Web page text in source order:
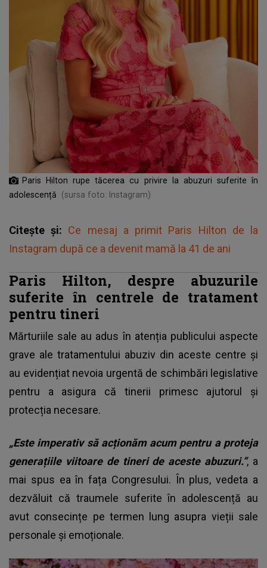
Paris Hilton rupe tăcerea cu privire la abuzuri suferite în
adolescență
(sursa foto: Instagram)
Citește și: Ce mesaj a primit Paris Hilton de la
Instagram după ce a devenit mamă la 41 de ani
Paris Hilton, despre abuzurile
suferite în centrele de tratament
pentru tineri
Mărturiile sale au adus în atenția publicului aspecte
grave ale tratamentului abuziv din aceste centre și
au evidențiat nevoia urgentă de schimbări legislative
pentru a asigura că tinerii primesc ajutorul și
protecția necesare.
„Este imperativ să acționăm acum pentru a proteja
generațiile viitoare de tineri de aceste abuzuri.”, a
mai spus ea în fața Congresului. În plus, vedeta a
dezvăluit că traumele suferite în adolescență au
avut consecințe pe termen lung asupra vieții sale
personale și emoționale.